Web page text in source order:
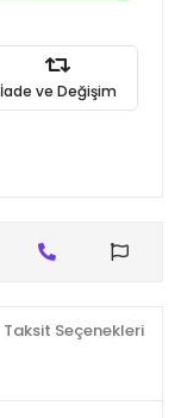
İade ve Değişim
Taksit Seçenekleri